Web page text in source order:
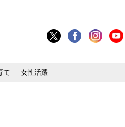
て 女性活躍